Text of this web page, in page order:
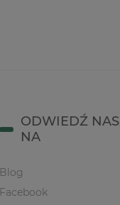
ODWIEDŹ NAS
NA
Blog
Facebook